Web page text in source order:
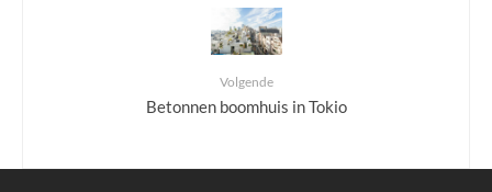
Volgende
Betonnen boomhuis in Tokio